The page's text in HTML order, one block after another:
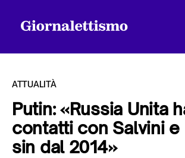
Tutti gli articoli
ATTUALITÀ
Putin: «Russia Unita
contatti con Salvini e
sin dal 2014»